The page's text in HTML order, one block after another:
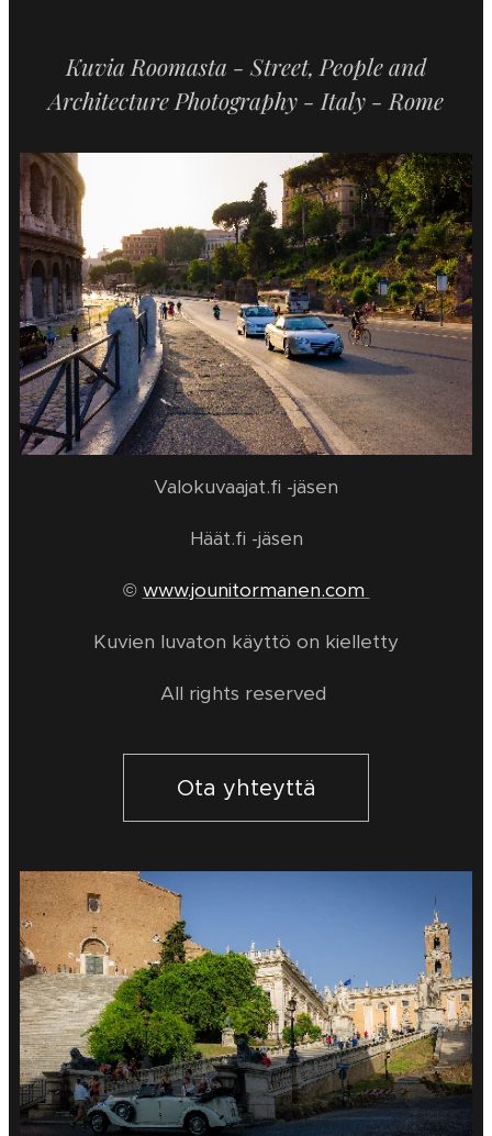
Kuvia Roomasta - Street, People and
Architecture Photography - Italy - Rome
Valokuvaajat.fi -jäsen
Häät.fi -jäsen
© www.jounitormanen.com
Kuvien luvaton käyttö on kielletty
All rights reserved
Ota yhteyttä